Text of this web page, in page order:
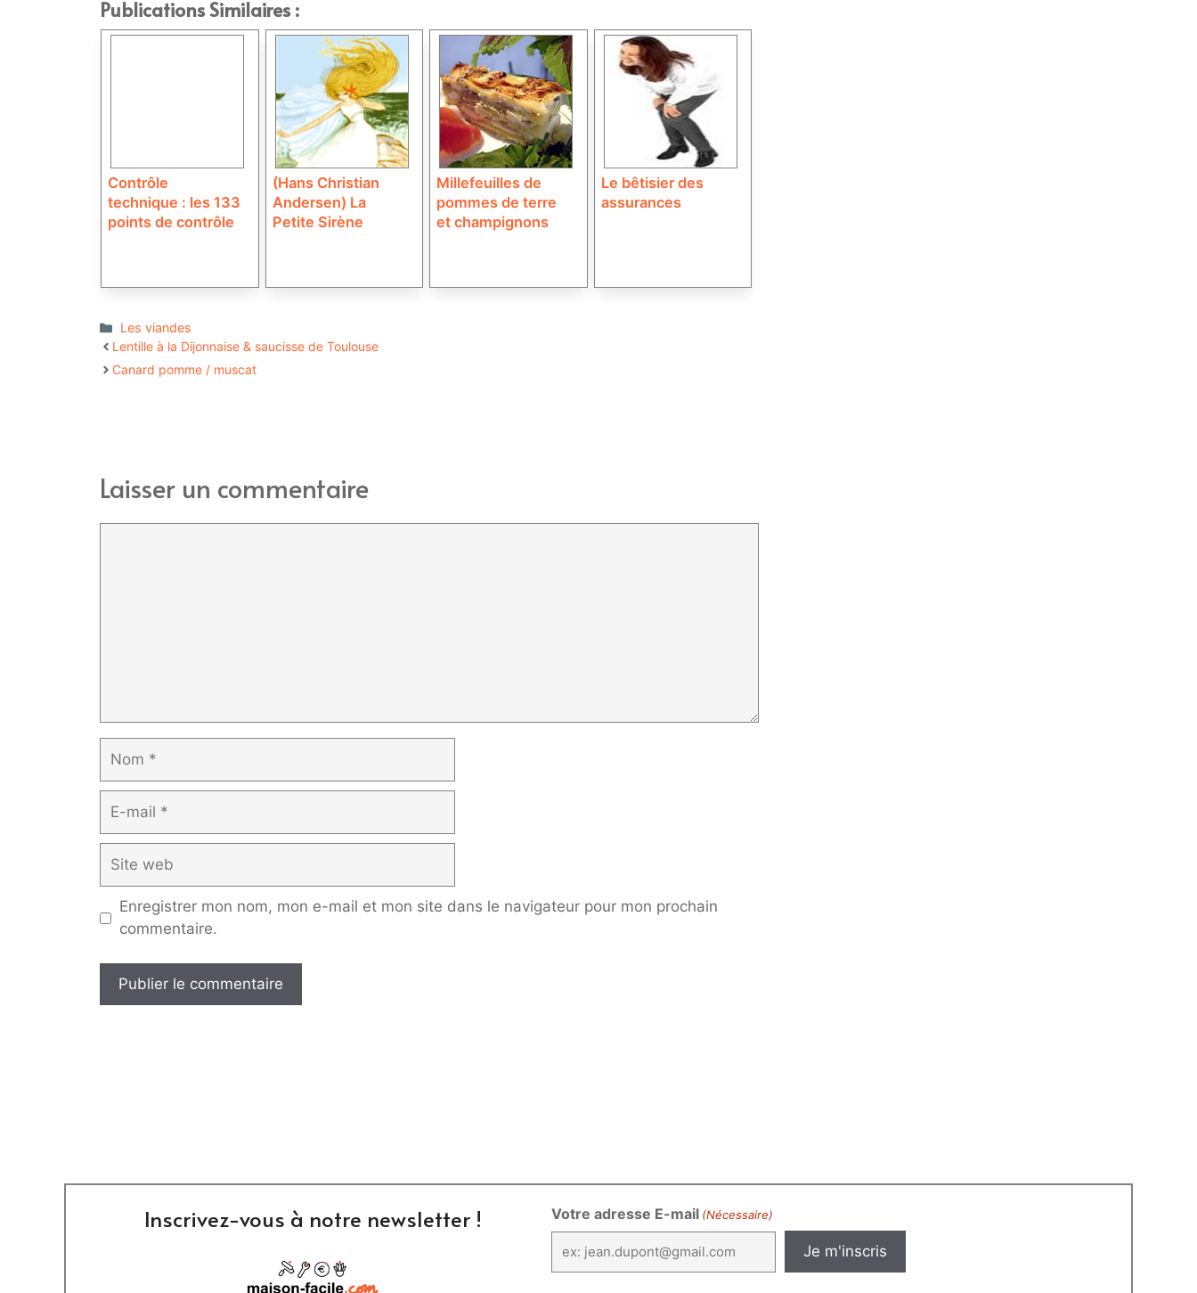
Publications Similaires :
Contrôle
technique : les 133
points de contrôle
(Hans Christian
Andersen) La
Petite Sirène
Millefeuilles de
pommes de terre
et champignons
Le bêtisier des
assurances
Catégories
Les viandes
Lentille à la Dijonnaise & saucisse de Toulouse
Canard pomme / muscat
Laisser un commentaire
mail
web
Enregistrer mon nom, mon e-mail et mon site dans le navigateur pour mon prochain
commentaire.
Inscrivez-vous à notre newsletter ! Votre adresse E-mail (Nécessaire)